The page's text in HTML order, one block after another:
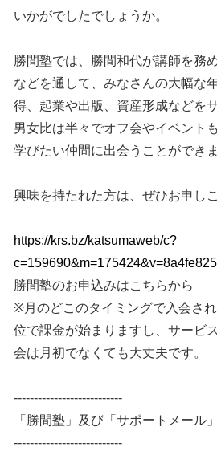
いかがでしたでしょうか。
勝間塾では、勝間和代が講師を務
などを通して、みなさんの大幅な
得、起業や出版、資産形成などを
男女比は半々でオフ会やイベント
学びたい仲間に出会うことができま
興味を持たれた方は、ぜひお申し
https://krs.bz/katsumaweb/c?
c=159690&m=175424&v=8a4fe825
勝間塾のお申込みはこちらから
※月のどこのタイミングで入会さ
位で課金が始まりますし、サービ
会は月初でなくても大丈夫です。
---------------------------
「勝間塾」及び「サポートメール
---------------------------